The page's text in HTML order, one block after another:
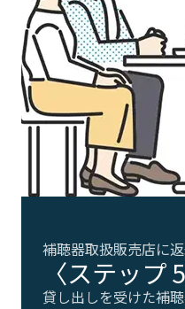
補聴器取扱販売店に
〈ステップ 5
貸し出しを受けた補